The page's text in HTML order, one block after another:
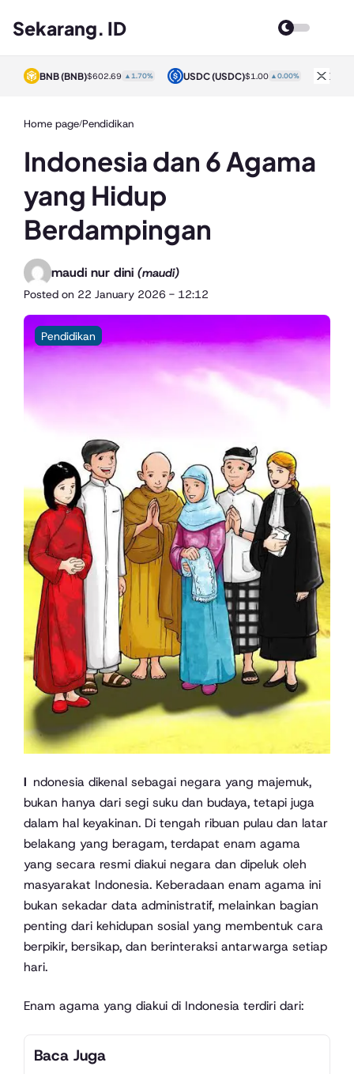
Sekarang. ID
BNB(BNB)$602.69 ▲1.70% USDC(USDC)$1.00 ▲0.00% XRP
Home page/Pendidikan
Indonesia dan 6 Agama
yang Hidup
Berdampingan
maudi nur dini (maudi)
Posted on 22 January 2026 - 12:12
Pendidikan
Indonesia dikenal sebagai negara yang majemuk,
bukan hanya dari segi suku dan budaya, tetapi juga
dalam hal keyakinan. Di tengah ribuan pulau dan latar
belakang yang beragam, terdapat enam agama
yang secara resmi diakui negara dan dipeluk oleh
masyarakat Indonesia. Keberadaan enam agama ini
bukan sekadar data administratif, melainkan bagian
penting dari kehidupan sosial yang membentuk cara
berpikir, bersikap, dan berinteraksi antarwarga setiap
hari.
Enam agama yang diakui di Indonesia terdiri dari:
Baca Juga